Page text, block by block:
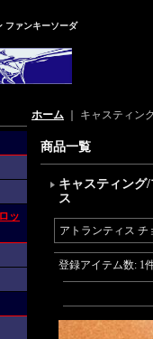
ファンキーソーダ
ッ
ホーム キャスティン
商品一覧
キャスティング
ス
アトランティス チ
登録アイテム数: 1